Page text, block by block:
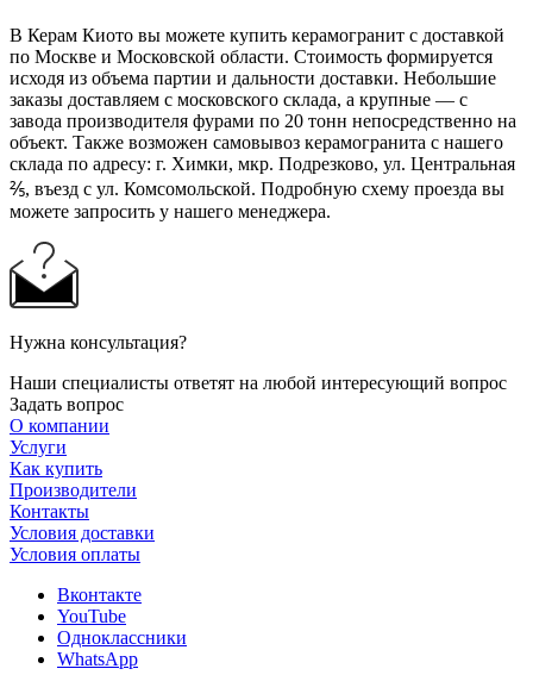
В Керам Киото вы можете купить керамогранит с доставкой
по Москве и Московской области. Стоимость формируется
исходя из объема партии и дальности доставки. Небольшие
заказы доставляем с московского склада, а крупные — с
завода производителя фурами по 20 тонн непосредственно на
объект. Также возможен самовывоз керамогранита с нашего
склада по адресу: г. Химки, мкр. Подрезково, ул. Центральная
⅖, въезд с ул. Комсомольской. Подробную схему проезда вы
можете запросить у нашего менеджера.
Нужна консультация?
Наши специалисты ответят на любой интересующий вопрос
Задать вопрос
О компании
Услуги
Как купить
Производители
Контакты
Условия доставки
Условия оплаты
Вконтакте
YouTube
Одноклассники
WhatsApp